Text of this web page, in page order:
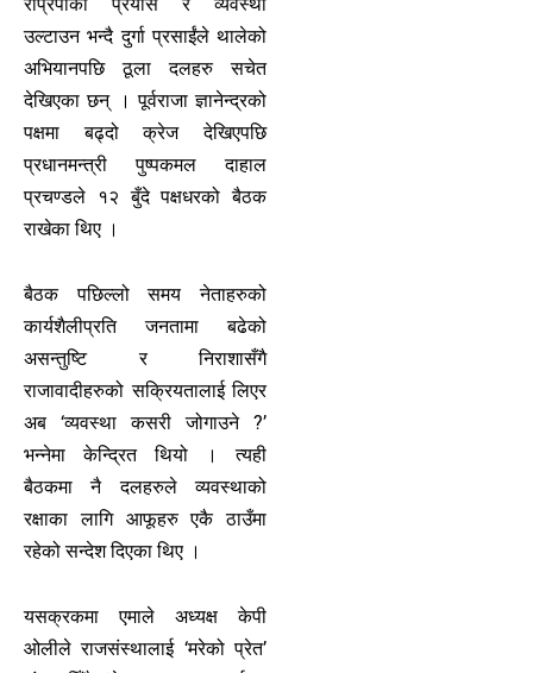
राप्रपाको प्रयास र व्यवस्था
उल्टाउन भन्दै दुर्गा प्रसाईंले थालेको
अभियानपछि ठूला दलहरु सचेत
देखिएका छन् । पूर्वराजा ज्ञानेन्द्रको
पक्षमा बढ्दो क्रेज देखिएपछि
प्रधानमन्त्री पुष्पकमल दाहाल
प्रचण्डले १२ बुँदे पक्षधरको बैठक
राखेका थिए ।
बैठक पछिल्लो समय नेताहरुको
कार्यशैलीप्रति जनतामा बढेको
असन्तुष्टि र निराशासँगै
राजावादीहरुको सक्रियतालाई लिएर
अब ‘व्यवस्था कसरी जोगाउने ?’
भन्नेमा केन्द्रित थियो । त्यही
बैठकमा नै दलहरुले व्यवस्थाको
रक्षाका लागि आफूहरु एकै ठाउँमा
रहेको सन्देश दिएका थिए ।
यसक्रकमा एमाले अध्यक्ष केपी
ओलीले राजसंस्थालाई ‘मरेको प्रेत’